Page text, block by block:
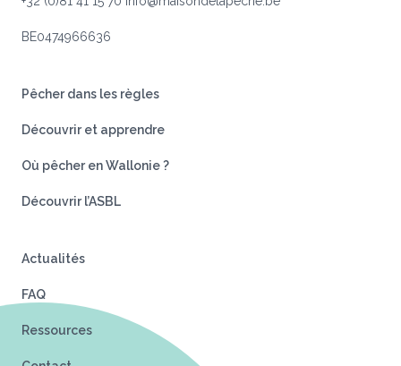
BE0474966636
Pêcher dans les règles
Découvrir et apprendre
Où pêcher en Wallonie ?
Découvrir l’ASBL
Actualités
FAQ
Ressources